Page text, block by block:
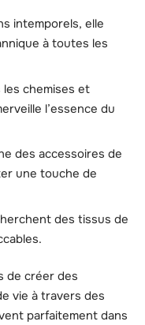
intemporels, elle
à toutes les
les chemises et
l’essence du
des accessoires de
une touche de
des tissus de
de créer des
vie à travers des
parfaitement dans